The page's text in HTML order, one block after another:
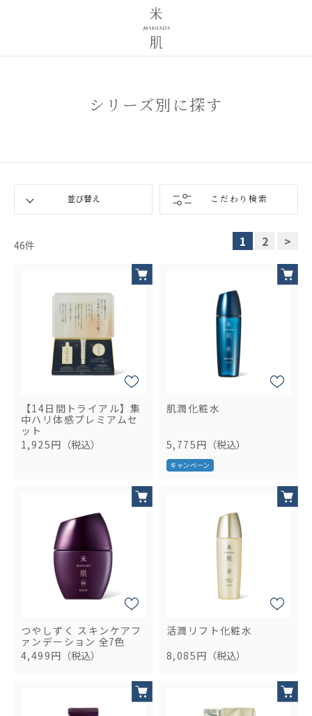
シリーズ別に探す
こだわり検索
46件 1 2 >
【14日間トライアル】集
中ハリ体感プレミアムセ
ット
1,925円 （税込）
肌潤化粧水
5,775円 （税込）
つやしずく スキンケアフ
ァンデーション全7色
4,499円 （税込）
活潤リフト化粧水
8,085円 （税込）